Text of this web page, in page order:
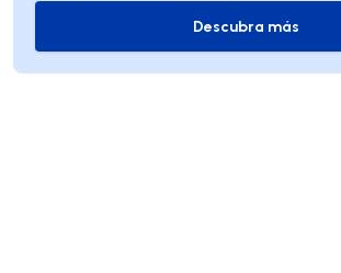
Descubra más
Descubra más